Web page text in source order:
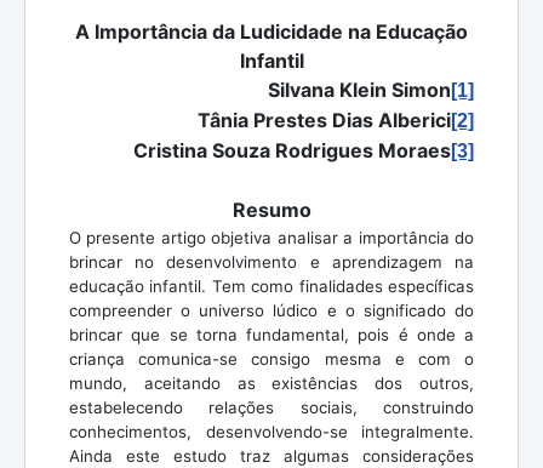
A Importância da Ludicidade na Educação
Infantil
Silvana Klein Simon [1]
Tânia Prestes Dias Alberici[2]
Cristina Souza Rodrigues Moraes[3]
Resumo
O presente artigo objetiva analisar a importância do
brincar no desenvolvimento e aprendizagem na
educação infantil. Tem como finalidades específicas
compreender o universo lúdico e o significado do
brincar que se torna fundamental, pois é onde a
criança comunica-se consigo mesma e com o
mundo, aceitando as existências dos outros,
estabelecendo relações sociais, construindo
conhecimentos, desenvolvendo-se integralmente.
Ainda este estudo traz algumas considerações